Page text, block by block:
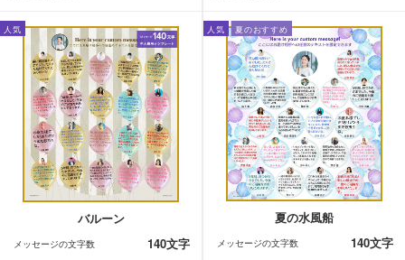
人気
バルーン
メッセージの文字数 140文字
人気 夏のおすすめ
夏の水風船
メッセージの文字数 140文字